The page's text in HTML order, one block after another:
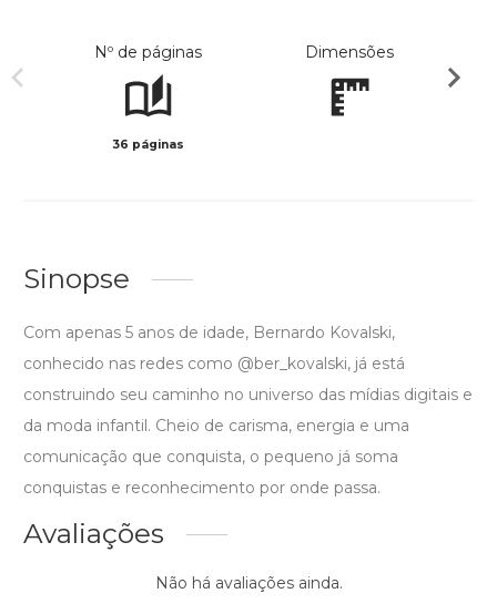
Nº de páginas
36 páginas
Dimensões
Sinopse
Com apenas 5 anos de idade, Bernardo Kovalski,
conhecido nas redes como @ber_kovalski, já está
construindo seu caminho no universo das mídias digitais e
da moda infantil. Cheio de carisma, energia e uma
comunicação que conquista, o pequeno já soma
conquistas e reconhecimento por onde passa.
Avaliações
Não há avaliações ainda.